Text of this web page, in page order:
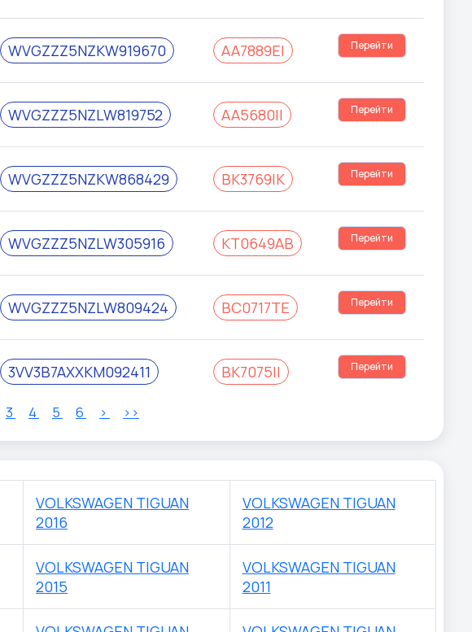
WVGZZZ5NZKW919670 AA7889EI Перейти
WVGZZZ5NZLW819752 AA5680II Перейти
WVGZZZ5NZKW868429 BK3769IK Перейти
WVGZZZ5NZLW305916 KT0649AB Перейти
WVGZZZ5NZLW809424 BC0717TE Перейти
3VV3B7AXXKM092411 BK7075II Перейти
3 4 5 6 > >>
VOLKSWAGEN TIGUAN
2016
VOLKSWAGEN TIGUAN
2012
VOLKSWAGEN TIGUAN
2015
VOLKSWAGEN TIGUAN
2011